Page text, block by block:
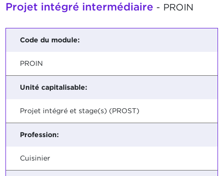
Projet intégré intermédiaire - PROIN
Code du module:
PROIN
Unité capitalisable:
Projet intégré et stage(s) (PROST)
Profession:
Cuisinier